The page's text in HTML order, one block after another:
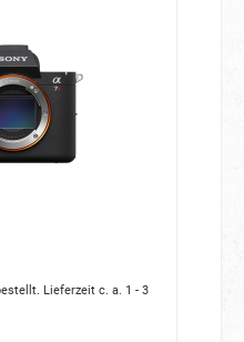
Lieferzeit c. a. 1 - 3